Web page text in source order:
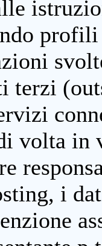
terzi
volta in
i